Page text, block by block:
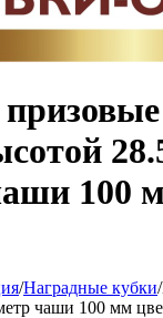
100
/Наградные кубки/
чаши 100 мм